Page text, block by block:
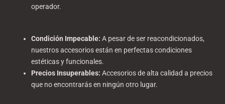
operador.
Condición Impecable: A pesar de ser reacondicionados,
nuestros accesorios están en perfectas condiciones
estéticas y funcionales.
Precios Insuperables: Accesorios de alta calidad a precios
que no encontrarás en ningún otro lugar.